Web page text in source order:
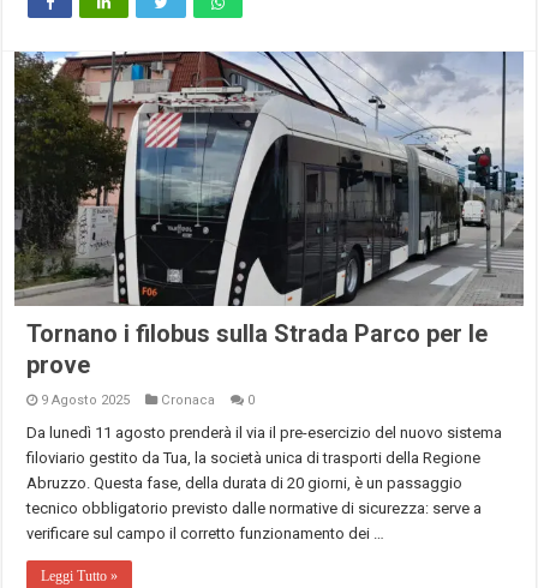
Tornano i filobus sulla Strada Parco per le
prove
9 Agosto 2025 Cronaca 0
Da lunedì 11 agosto prenderà il via il pre-esercizio del nuovo sistema
filoviario gestito da Tua, la società unica di trasporti della Regione
Abruzzo. Questa fase, della durata di 20 giorni, è un passaggio
tecnico obbligatorio previsto dalle normative di sicurezza: serve a
verificare sul campo il corretto funzionamento dei …
Leggi Tutto »